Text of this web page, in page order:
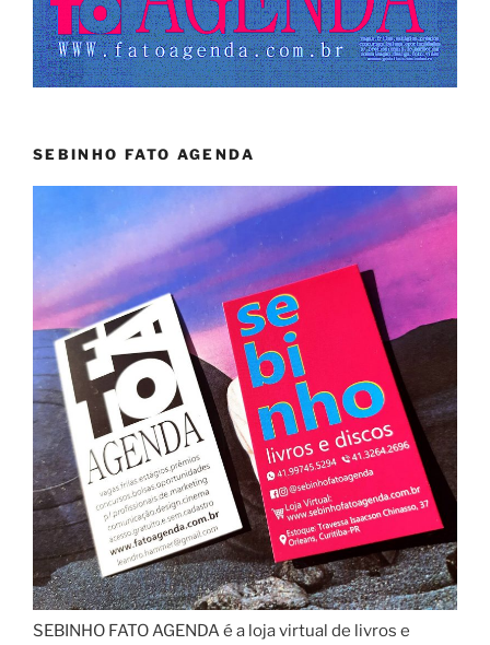
SEBINHO FATO AGENDA
SEBINHO FATO AGENDA é a loja virtual de livros e